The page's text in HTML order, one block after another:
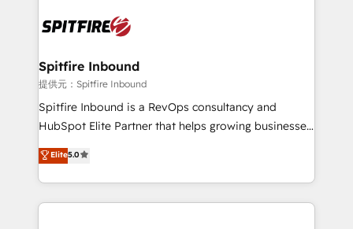
enable sales teams with the process, technology and
training to smash targets.
Spitfire Inbound
提供元：Spitfire Inbound
Spitfire Inbound is a RevOps consultancy and
HubSpot Elite Partner that helps growing businesses
design predictable, scalable revenue-driving
strategies. With offices in South Africa and London,
we take a RevOps-led approach that aligns sales,
marketing & service, breaks down silos, and gives
Elite5.0